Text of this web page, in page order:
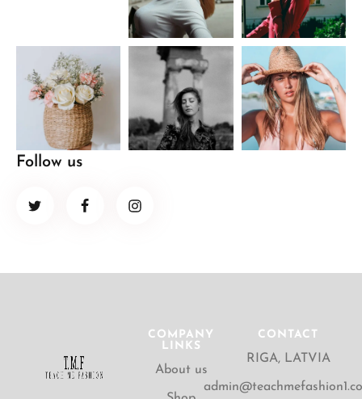
Follow us
COMPANY
LINKS
About us
CONTACT
RIGA, LATVIA